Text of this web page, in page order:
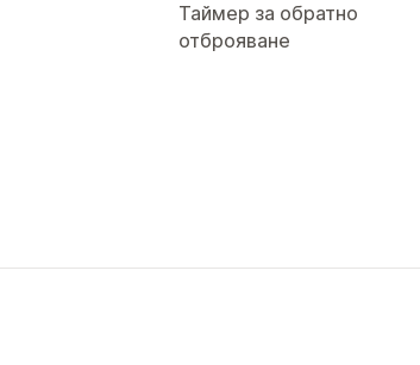
Таймер за обратно
отброяване